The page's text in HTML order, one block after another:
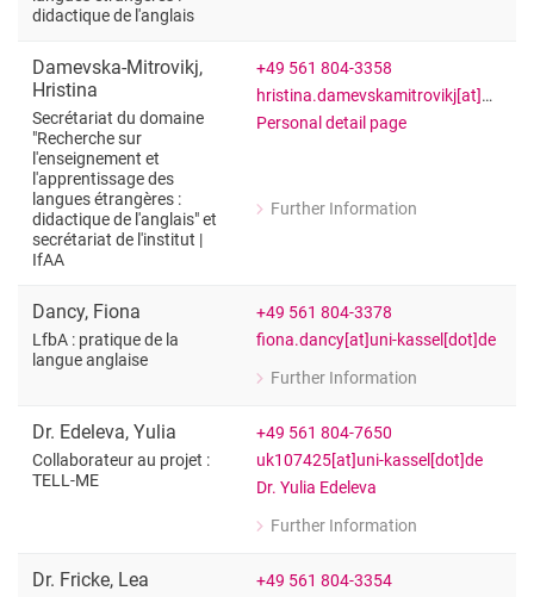
didactique de l'anglais
for Annalena Baumfaste
Damevska-Mitrovikj,
Hristina
Secrétariat du domaine
"Recherche sur
l'enseignement et
l'apprentissage des
langues étrangères :
didactique de l'anglais" et
secrétariat de l'institut |
IfAA
+49 561 804-3358
hristina.damevskamitrovikj[at]uni-kassel[dot]de
Personal detail page
Further Information
for Hristina Damevska-Mitrovikj
Dancy, Fiona
LfbA : pratique de la
langue anglaise
+49 561 804-3378
fiona.dancy[at]uni-kassel[dot]de
Further Information
for Fiona Dancy
Dr. Edeleva, Yulia
Collaborateur au projet :
TELL-ME
+49 561 804-7650
uk107425[at]uni-kassel[dot]de
Dr. Yulia Edeleva
Further Information
for Dr. Yulia Edeleva
Dr. Fricke, Lea
+49 561 804-3354